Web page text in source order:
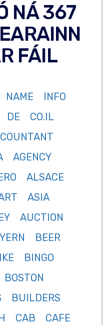
NÁ 367
FÁIL
NAME
INFO
DE
CO.IL
AGENCY
ALSACE
ASIA
AUCTION
BEER
BINGO
BOSTON
BUILDERS
CAB
CAFE